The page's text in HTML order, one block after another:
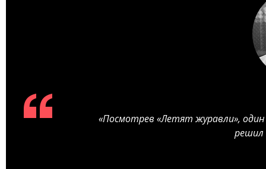
«Посмотрев «Летят журавли»,
решил